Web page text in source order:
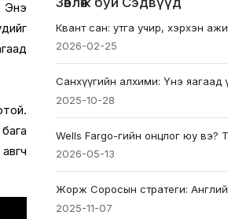
Энэ
2026-02-25
2025-10-28
2026-05-13
2025-11-07